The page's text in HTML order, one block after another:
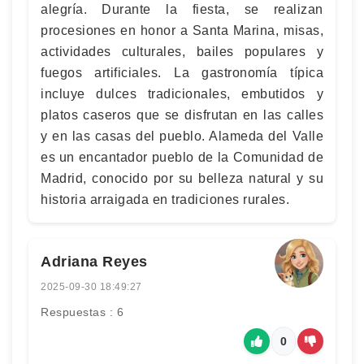
alegría. Durante la fiesta, se realizan
procesiones en honor a Santa Marina, misas,
actividades culturales, bailes populares y
fuegos artificiales. La gastronomía típica
incluye dulces tradicionales, embutidos y
platos caseros que se disfrutan en las calles
y en las casas del pueblo. Alameda del Valle
es un encantador pueblo de la Comunidad de
Madrid, conocido por su belleza natural y su
historia arraigada en tradiciones rurales.
Adriana Reyes
2025-09-30 18:49:27
Respuestas : 6
0